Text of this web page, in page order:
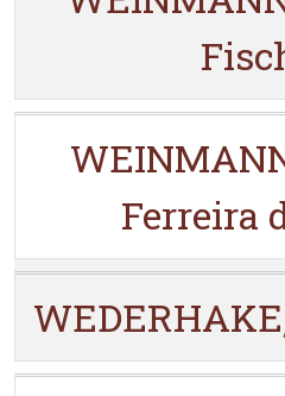
Ferreira